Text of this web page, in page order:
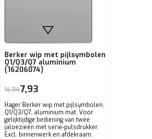
Berker wip met pijlsymbolen
Q1/Q3/Q7 aluminium
(16206074)
Hager Berker wip met pijlsymbolen,
Q1/Q3/Q7, aluminium mat. Voor
gelijktijdige bediening van twee
jaloezieën met serie-pulsdrukker.
Excl. binnenwerk en afdekraam.
14,947,93